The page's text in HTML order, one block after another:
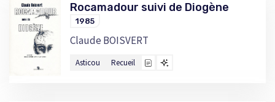
Rocamadour suivi de Diogène
1985
Claude BOISVERT
Asticou Recueil